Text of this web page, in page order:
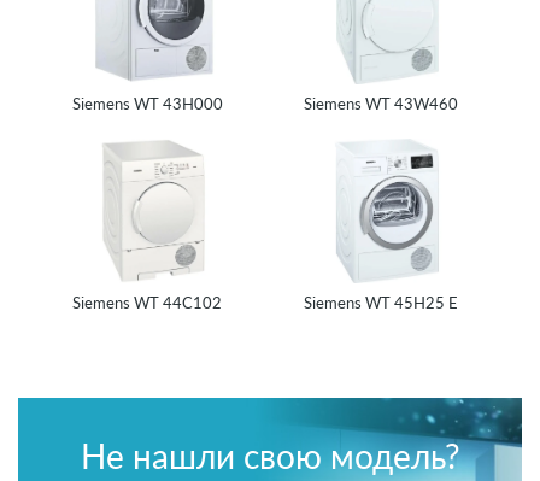
Siemens WT 43H000 Siemens WT 43W460
Siemens WT 44C102 Siemens WT 45H25 E
Не нашли свою модель?